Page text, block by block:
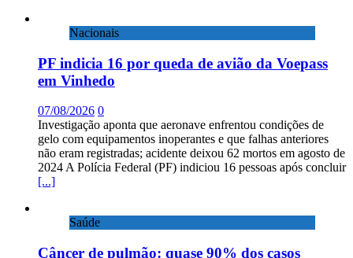
Nacionais
PF indicia 16 por queda de avião da Voepass
em Vinhedo
07/08/2026 0
Investigação aponta que aeronave enfrentou condições de
gelo com equipamentos inoperantes e que falhas anteriores
não eram registradas; acidente deixou 62 mortos em agosto de
2024 A Polícia Federal (PF) indiciou 16 pessoas após concluir
[...]
Saúde
Câncer de pulmão: quase 90% dos casos